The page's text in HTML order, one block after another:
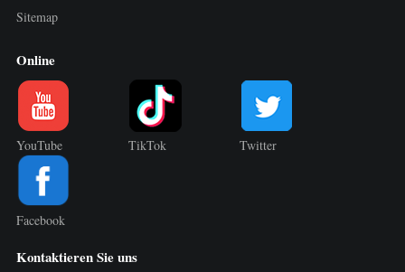
Sitemap
Online
YouTube TikTok Twitter
Facebook
Kontaktieren Sie uns